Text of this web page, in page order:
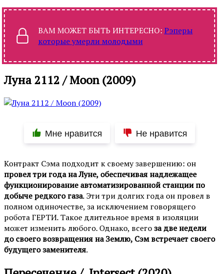
ВАМ МОЖЕТ БЫТЬ ИНТЕРЕСНО: Рэперы
которые умерли молодыми
Луна 2112 / Moon (2009)
Мне нравится Не нравится
Контракт Сэма подходит к своему завершению: он
провел три года на Луне, обеспечивая надлежащее
функционирование автоматизированной станции по
добыче редкого газа. Эти три долгих года он провел в
полном одиночестве, за исключением говорящего
робота ГЕРТИ. Такое длительное время в изоляции
может изменить любого. Однако, всегоза две недели
до своего возвращения на Землю, Сэм встречает своего
будущего заменителя.